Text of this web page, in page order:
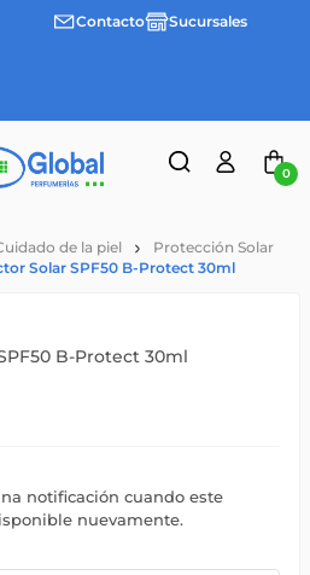
Envíos
3 cuotas Contacto Sucursales
0
de la piel
Protección Solar
Solar SPF50 B-Protect 30ml
B-Protect 30ml
notificación cuando este
nuevamente.